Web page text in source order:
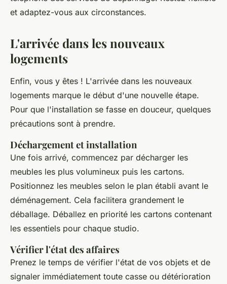
et adaptez-vous aux circonstances.
L'arrivée dans les nouveaux
logements
Enfin, vous y êtes ! L'arrivée dans les nouveaux
logements marque le début d'une nouvelle étape.
Pour que l'installation se fasse en douceur, quelques
précautions sont à prendre.
Déchargement et installation
Une fois arrivé, commencez par décharger les
meubles les plus volumineux puis les cartons.
Positionnez les meubles selon le plan établi avant le
déménagement. Cela facilitera grandement le
déballage. Déballez en priorité les cartons contenant
les essentiels pour chaque studio.
Vérifier l'état des affaires
Prenez le temps de vérifier l'état de vos objets et de
signaler immédiatement toute casse ou détérioration